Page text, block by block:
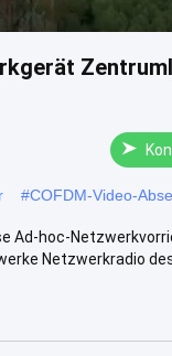
#COFDM-Video-
Ad-hoc-
Netzwerkradio des